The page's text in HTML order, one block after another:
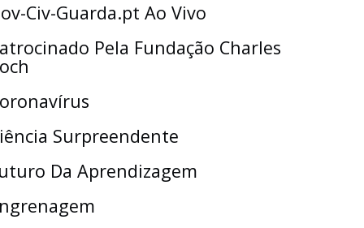
Civ-Guarda.pt Ao Vivo
Pela Fundação Charles
Surpreendente
Da Aprendizagem